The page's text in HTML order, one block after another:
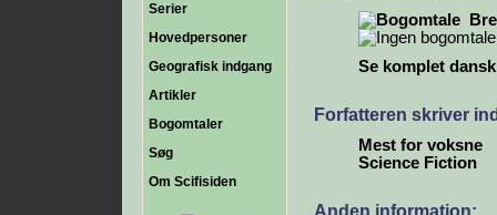
Serier
Hovedpersoner
Geografisk indgang
Artikler
Bogomtaler
Søg
Om Scifisiden
Se komplet
Forfatteren skriver
Mest for voksne
Science Fiction
Anden information: